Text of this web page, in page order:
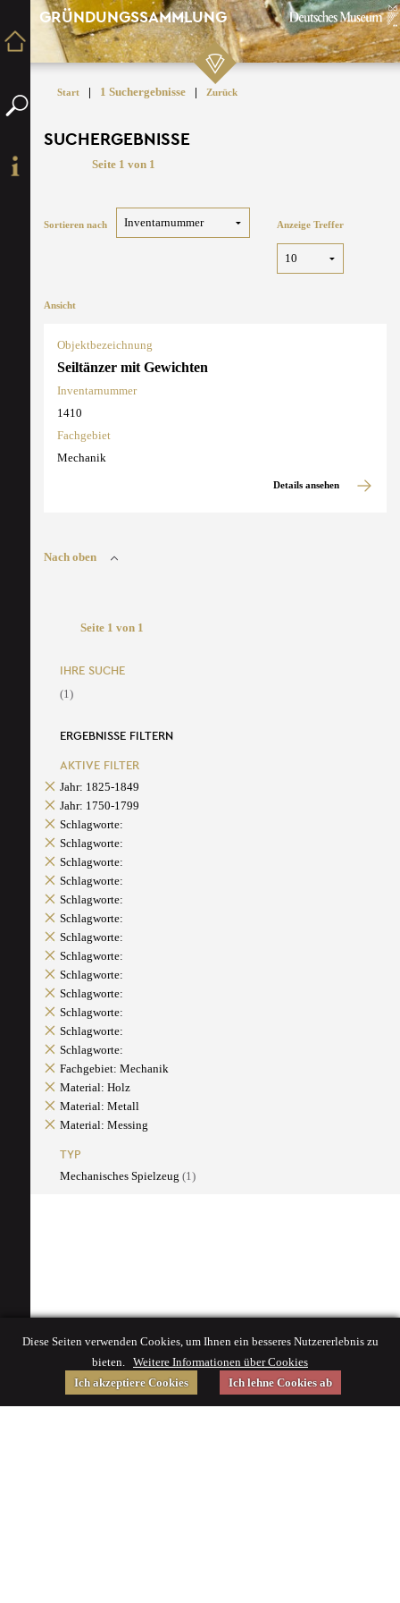
GRÜNDUNGSSAMMLUNG
Start | 1 Suchergebnisse | Zurück
SUCHERGEBNISSE
Seite 1 von 1
Sortieren nach Anzeige Treffer
Ansicht
Objektbezeichnung
Seiltänzer mit Gewichten
Inventarnummer
1410
Fachgebiet
Mechanik
Details ansehen
Nach oben
Seite 1 von 1
IHRE SUCHE
(1)
ERGEBNISSE FILTERN
AKTIVE FILTER
Jahr: 1825-1849
Jahr: 1750-1799
Schlagworte:
Schlagworte:
Schlagworte:
Schlagworte:
Schlagworte:
Schlagworte:
Schlagworte:
Schlagworte:
Schlagworte:
Schlagworte:
Schlagworte:
Schlagworte:
Schlagworte:
Fachgebiet: Mechanik
Material: Holz
Material: Metall
Material: Messing
TYP
Mechanisches Spielzeug (1)
Diese Seiten verwenden Cookies, um Ihnen ein besseres Nutzererlebnis zu
bieten. Weitere Informationen über Cookies
Ich akzeptiere Cookies
Ich lehne Cookies ab